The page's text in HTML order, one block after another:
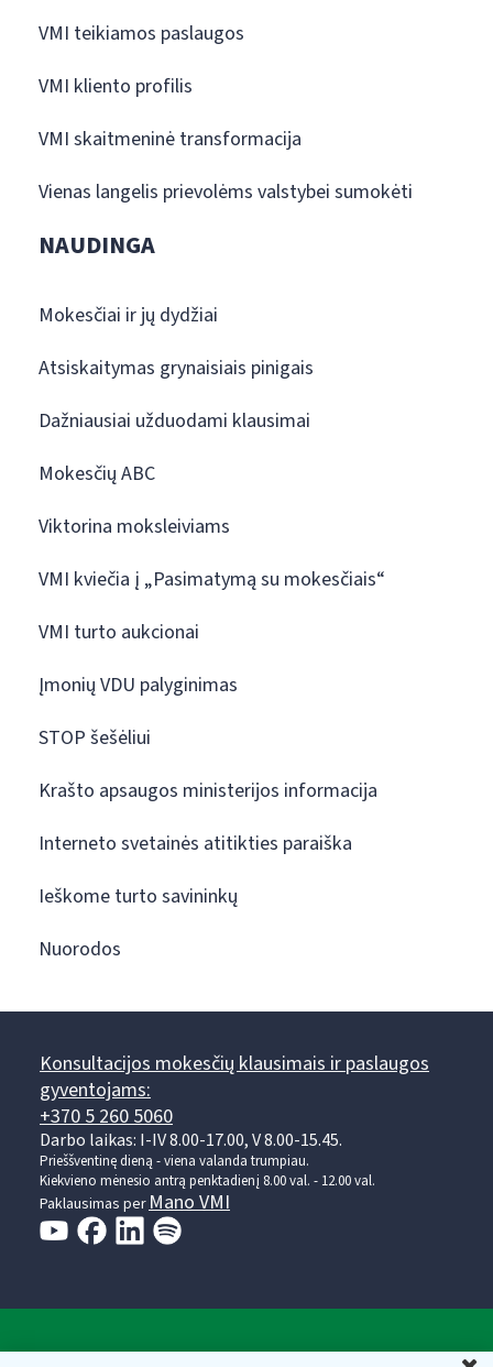
VMI teikiamos paslaugos
VMI kliento profilis
VMI skaitmeninė transformacija
Vienas langelis prievolėms valstybei sumokėti
NAUDINGA
Mokesčiai ir jų dydžiai
Atsiskaitymas grynaisiais pinigais
Dažniausiai užduodami klausimai
Mokesčių ABC
Viktorina moksleiviams
VMI kviečia į „Pasimatymą su mokesčiais“
VMI turto aukcionai
Įmonių VDU palyginimas
STOP šešėliui
Krašto apsaugos ministerijos informacija
Interneto svetainės atitikties paraiška
Ieškome turto savininkų
Nuorodos
Konsultacijos mokesčių klausimais ir paslaugos
gyventojams:
+370 5 260 5060
Darbo laikas: I-IV 8.00-17.00, V 8.00-15.45.
Prieššventinę dieną - viena valanda trumpiau.
Kiekvieno mėnesio antrą penktadienį 8.00 val. - 12.00 val.
Paklausimas perMano VMI
Valstybinė mokesčių inspekcija prie Lietuvos